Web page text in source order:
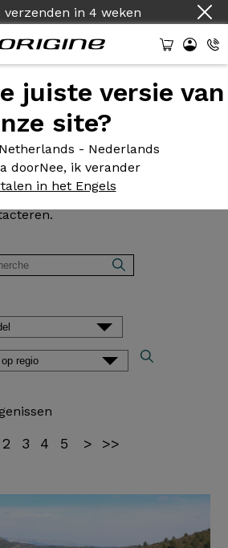
: Nederlands
juiste versie van
site?
- Nederlands
doorNee, ik verander
in het Engels
en
van Origine
in alle vrijheid over hun fiets. U
2 3 4 5 > >>